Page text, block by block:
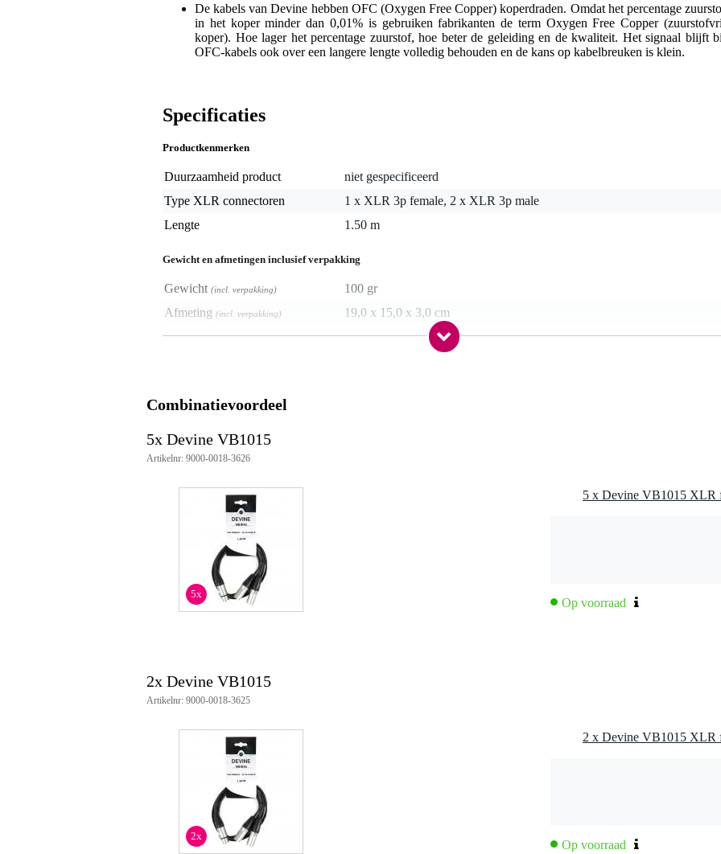
De kabels van Devine hebben OFC (Oxygen Free Copper) koperdraden. Omdat het percentage
in het koper minder dan 0,01% is gebruiken fabrikanten de term Oxygen Free Copper
koper). Hoe lager het percentage zuurstof, hoe beter de geleiding en de kwaliteit. Het signaal blijft
OFC-kabels ook over een langere lengte volledig behouden en de kans op kabelbreuken is klein.
Specificaties
Productkenmerken
Duurzaamheid product
niet gespecificeerd
Type XLR connectoren
1 x XLR 3p female, 2 x XLR 3p male
Lengte
1.50 m
Gewicht en afmetingen inclusief verpakking
Gewicht (incl. verpakking)
100 gr
Afmeting (incl. verpakking) 19,0 x 15,0 x 3,0 cm
connector 1: XLR female
kabellengte: 1.5 meter
kleur: zwart
Combinatievoordeel
5x Devine VB1015
Artikelnr: 9000-0018-3626
5x
Op voorraad
2x Devine VB1015
Artikelnr: 9000-0018-3625
2x
Op voorraad